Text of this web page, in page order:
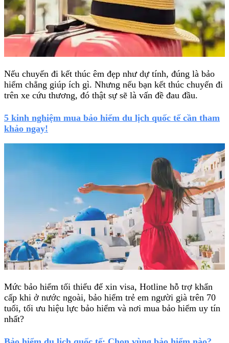
Nếu chuyến đi kết thúc êm đẹp như dự tính, đúng là bảo
hiểm chẳng giúp ích gì. Nhưng nếu bạn kết thúc chuyến đi
trên xe cứu thương, đó thật sự sẽ là vấn đề đau đầu.
5 kinh nghiệm mua bảo hiểm du lịch quốc tế cần tham
khảo ngay!
Mức bảo hiểm tối thiểu để xin visa, Hotline hỗ trợ khẩn
cấp khi ở nước ngoài, bảo hiểm trẻ em người già trên 70
tuổi, tối ưu hiệu lực bảo hiểm và nơi mua bảo hiểm uy tín
nhất?